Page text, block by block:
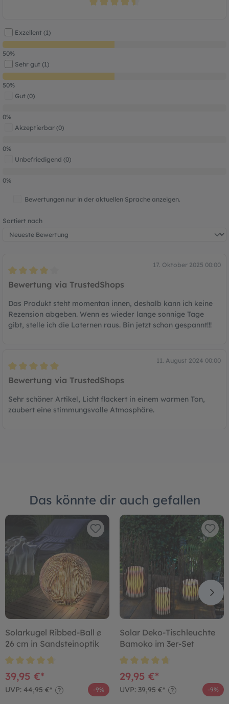
Exzellent (1)
50%
Sehr gut (1)
50%
Gut (0)
0%
Akzeptierbar (0)
0%
Unbefriedigend (0)
0%
Bewertungen nur in der aktuellen Sprache anzeigen.
Sortiert nach
17. Oktober 2025 00:00
Bewertung mit 4 von 5 Sternen
Bewertung via TrustedShops
Das Produkt steht momentan innen, deshalb kann ich keine
Rezension abgeben. Wenn es wieder lange sonnige Tage
gibt, stelle ich die Laternen raus. Bin jetzt schon gespannt!!!
11. August 2024 00:00
Bewertung mit 5 von 5 Sternen
Bewertung via TrustedShops
Sehr schöner Artikel, Licht flackert in einem warmen Ton,
zaubert eine stimmungsvolle Atmosphäre.
Das könnte dir auch gefallen
Solarkugel Ribbed-Ball ⌀
26 cm in Sandsteinoptik
39,95 €*
UVP: 44,95 €* ? -9%
Solar Deko-Tischleuchte
Bamoko im 3er-Set
29,95 €*
UVP: 39,95 €* ? -9%